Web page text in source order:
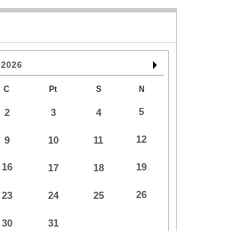
C Pt S N
2 3 4 5
9 10 11 12
16 17 18 19
23 24 25 26
30 31
Wykonanie:Delta Interactive